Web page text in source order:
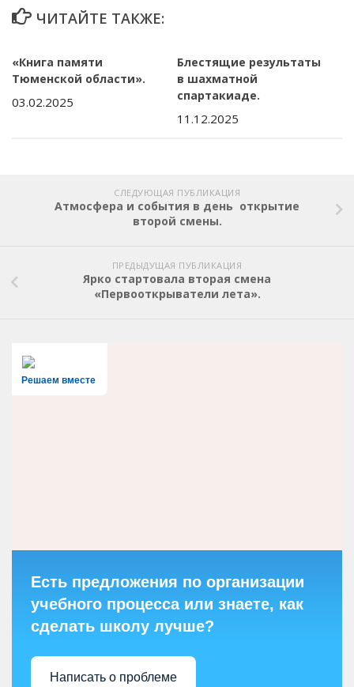
ЧИТАЙТЕ ТАКЖЕ:
«Книга памяти
Тюменской области».
03.02.2025
Блестящие результаты
в шахматной
спартакиаде.
11.12.2025
СЛЕДУЮЩАЯ ПУБЛИКАЦИЯ
Атмосфера и события в день открытие
второй смены.
ПРЕДЫДУЩАЯ ПУБЛИКАЦИЯ
Ярко стартовала вторая смена
«Первооткрыватели лета».
Решаем вместе
Есть предложения по организации
учебного процесса или знаете, как
сделать школу лучше?
Написать о проблеме